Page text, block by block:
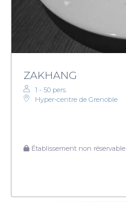
ZAKHANG
1 - 50 pers.
Hyper-centre de Grenoble
Établissement non réservable